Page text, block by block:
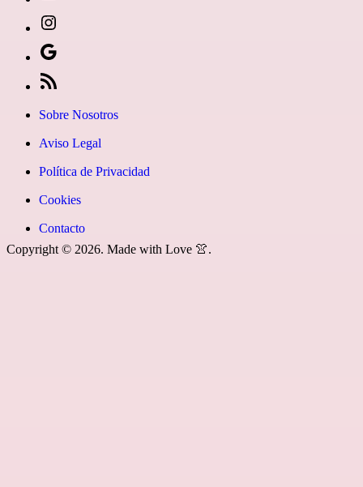
Copyright © 2026. Made with Love 👚.
instagram»]
fa-
youtube»]
Google
News
icon
icon=»fa
fa-
rss»]
Sobre Nosotros
Aviso Legal
Política de Privacidad
Cookies
Contacto